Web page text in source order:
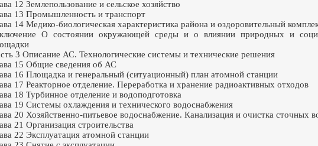
12 Землепользование и сельское хозяйство
13 Промышленность и транспорт
14 Медико-биологическая характеристика района и оздоровительный
О состоянии окружающей среды и о влиянии природных и
3 Описание АС. Технологические системы и технические решения
15 Общие сведения об АС
16 Площадка и генеральный (ситуационный) план атомной станции
17 Реакторное отделение. Переработка и хранение радиоактивных отходов
18 Турбинное отделение и водоподготовка
19 Системы охлаждения и технического водоснабжения
20 Хозяйственно-питьевое водоснабжение. Канализация и очистка сточных
21 Организация строительства
22 Эксплуатация атомной станции